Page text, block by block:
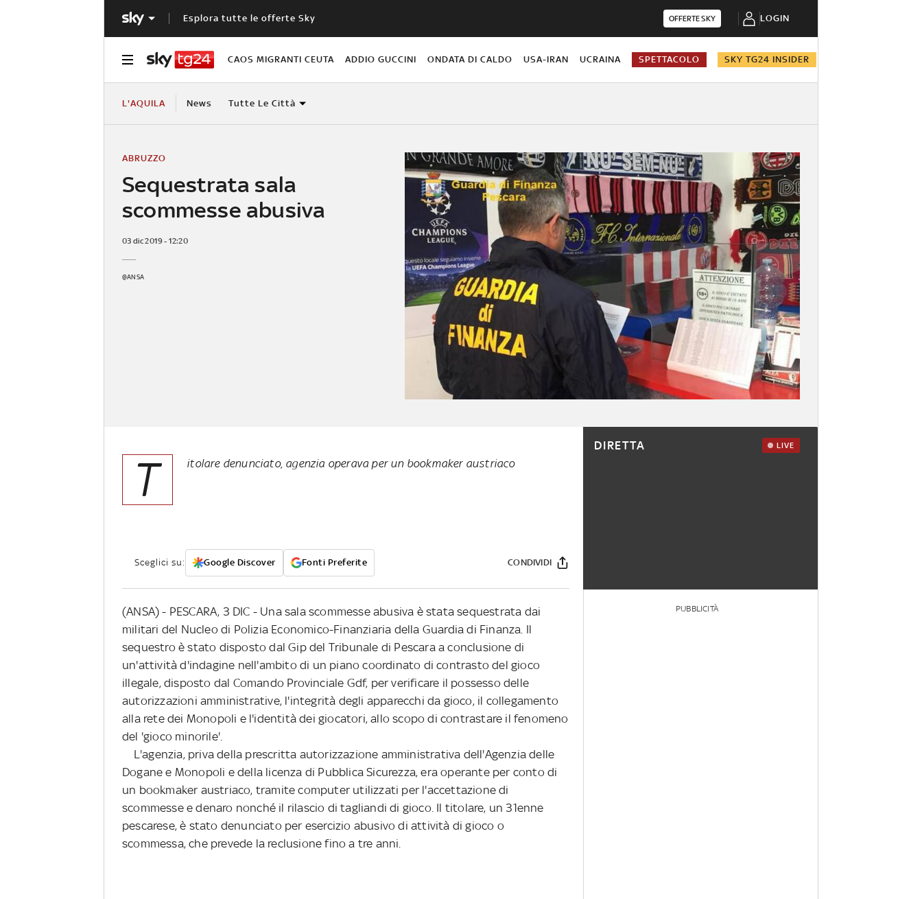
Esplora tutte le offerte Sky OFFERTE SKY LOGIN
CAOS MIGRANTI CEUTA ADDIO GUCCINI ONDATA DI CALDO USA-IRAN UCRAINA SPETTACOLO SKY TG24 INSIDER
L'AQUILA News Tutte Le Città
Sequestrata sala
scommesse abusiva
ABRUZZO
03 dic 2019 - 12:20
@ANSA
T itolare denunciato, agenzia operava per un bookmaker austriaco
Sceglici su: Google Discover Fonti Preferite CONDIVIDI
(ANSA) - PESCARA, 3 DIC - Una sala scommesse abusiva è stata sequestrata dai
militari del Nucleo di Polizia Economico-Finanziaria della Guardia di Finanza. Il
sequestro è stato disposto dal Gip del Tribunale di Pescara a conclusione di
un'attività d'indagine nell'ambito di un piano coordinato di contrasto del gioco
illegale, disposto dal Comando Provinciale Gdf, per verificare il possesso delle
autorizzazioni amministrative, l'integrità degli apparecchi da gioco, il collegamento
alla rete dei Monopoli e l'identità dei giocatori, allo scopo di contrastare il fenomeno
del 'gioco minorile'.
L'agenzia, priva della prescritta autorizzazione amministrativa dell'Agenzia delle
Dogane e Monopoli e della licenza di Pubblica Sicurezza, era operante per conto di
un bookmaker austriaco, tramite computer utilizzati per l'accettazione di
scommesse e denaro nonché il rilascio di tagliandi di gioco. Il titolare, un 31enne
pescarese, è stato denunciato per esercizio abusivo di attività di gioco o
scommessa, che prevede la reclusione fino a tre anni.
DIRETTA LIVE
PUBBLICITÀ